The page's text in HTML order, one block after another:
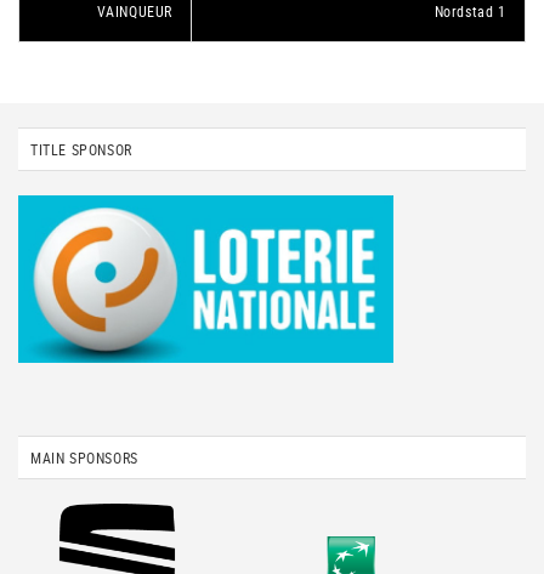
VAINQUEUR Nordstad 1
TITLE SPONSOR
MAIN SPONSORS